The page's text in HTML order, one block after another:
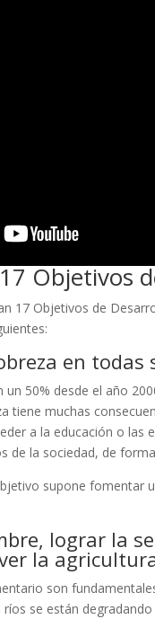
Objetivos
17 Objetivos de
en
un 50% desde el año
tiene muchas
a la educación o
de la sociedad, de
supone fomentar
lograr la
la
son
se están